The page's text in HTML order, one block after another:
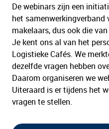
De webinars zijn een
het
makelaars, dus ook die
Je kent ons al van het
Logistieke Cafés. We
dezelfde vragen hebben
Daarom organiseren we
Uiteraard is er tijdens het
vragen te stellen.